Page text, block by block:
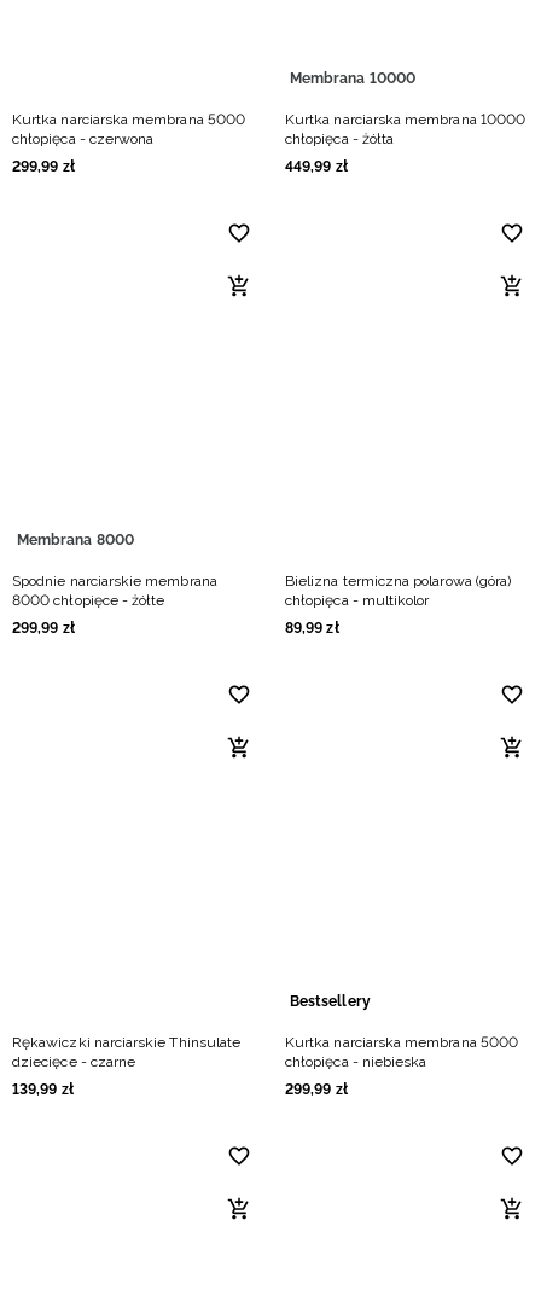
Kurtka narciarska membrana 5000
chłopięca - czerwona
299,99 zł
Membrana 10000
Kurtka narciarska membrana 10000
chłopięca - żółta
449,99 zł
Membrana 8000
Spodnie narciarskie membrana
8000 chłopięce - żółte
299,99 zł
Bielizna termiczna polarowa (góra)
chłopięca - multikolor
89,99 zł
Rękawiczki narciarskie Thinsulate
dziecięce - czarne
139,99 zł
Bestsellery
Kurtka narciarska membrana 5000
chłopięca - niebieska
299,99 zł